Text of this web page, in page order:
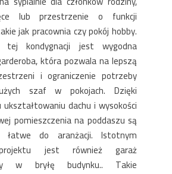
lub przestrzenie o funkcji
jak pracownia czy pokój hobby.
tej kondygnacji jest wygodna
która pozwala na lepszą
i ograniczenie potrzeby
szaf w pokojach. Dzięki
dachu i wysokości
pomieszczenia na poddaszu są
łatwe do aranżacji. Istotnym
jest również garaż
w bryłę budynku.. Takie